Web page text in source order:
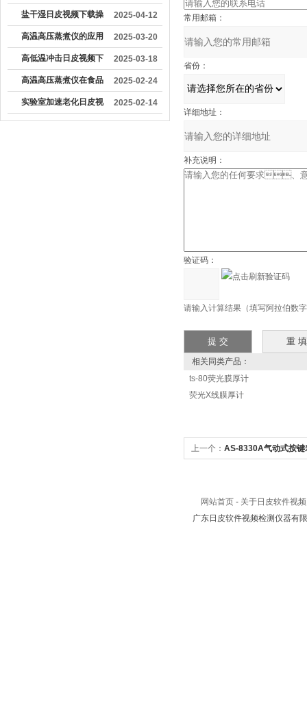
析
的正确操作流程
盐干湿日皮视频下载操
作方法及注意事项
2025-04-12
高温高压蒸煮仪的应用
领域及设计特点
2025-03-20
高低温冲击日皮视频下
载操作方法
2025-03-18
高温高压蒸煮仪在食品
加工行业中具有重要作
用
2025-02-24
实验室加速老化日皮视
频下载
2025-02-14
常用邮箱：
省份：
详细地址：
补充说明：
验证码：
请输入计算结果（填写阿拉伯数字）
相关同类产品：
ts-80荧光膜厚计
荧光X线膜厚计
上一个： AS-8330A气动式按键
网站首页 - 关于日皮软件视频
广东日皮软件视频检测仪器有